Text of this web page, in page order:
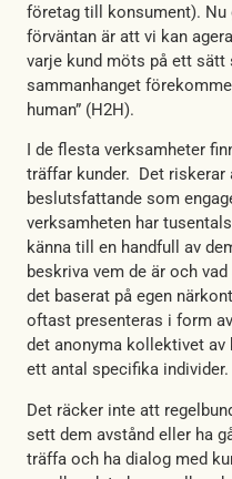
företag till konsument).
förväntan är att vi kan
varje kund möts på ett
sammanhanget
human” (H2H).
I de flesta verksamheter
träffar kunder. Det riskerar
beslutsfattande som
verksamheten har
känna till en handfull av
beskriva vem de är och
det baserat på egen
oftast presenteras i form
det anonyma kollektivet av
ett antal specifika individer.
Det räcker inte att
sett dem avstånd eller ha
träffa och ha dialog med